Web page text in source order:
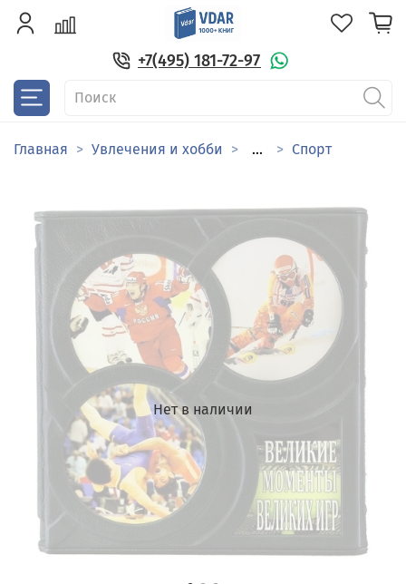
+7(495) 181-72-97
Главная Увлечения и хобби ... Спорт
Нет в наличии